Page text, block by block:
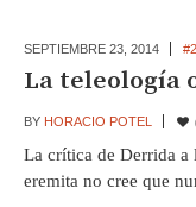
SEPTIEMBRE 23, 2014
La teleología
BY HORACIO POTEL
La crítica de Derrida
eremita no cree que